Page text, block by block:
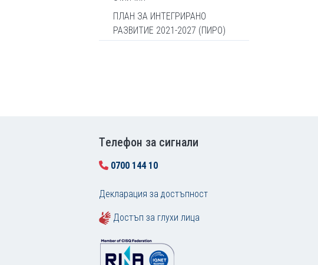
ПЛАН ЗА ИНТЕГРИРАНО
РАЗВИТИЕ 2021-2027 (ПИРО)
Tелефон за сигнали
0700 144 10
Декларация за достъпност
Достъп за глухи лица